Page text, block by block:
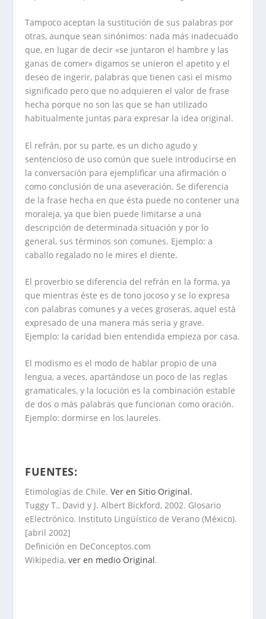
Tampoco aceptan la sustitución de sus palabras por
otras, aunque sean sinónimos: nada más inadecuado
que, en lugar de decir «se juntaron el hambre y las
ganas de comer» digamos se unieron el apetito y el
deseo de ingerir, palabras que tienen casi el mismo
significado pero que no adquieren el valor de frase
hecha porque no son las que se han utilizado
habitualmente juntas para expresar la idea original.
El refrán, por su parte, es un dicho agudo y
sentencioso de uso común que suele introducirse en
la conversación para ejemplificar una afirmación o
como conclusión de una aseveración. Se diferencia
de la frase hecha en que ésta puede no contener una
moraleja, ya que bien puede limitarse a una
descripción de determinada situación y por lo
general, sus términos son comunes. Ejemplo:a
caballo regalado no le mires el diente.
El proverbio se diferencia del refrán en la forma, ya
que mientras éste es de tono jocoso y se lo expresa
con palabras comunes y a veces groseras, aquel está
expresado de una manera más seria y grave.
Ejemplo: la caridad bien entendida empieza por casa.
El modismo es el modo de hablar propio de una
lengua, a veces, apartándose un poco de las reglas
gramaticales, y la locución es la combinación estable
de dos o más palabras que funcionan como oración.
Ejemplo: dormirse en los laureles.
FUENTES:
Etimologías de Chile.Ver en Sitio Original.
Tuggy T., David y J. Albert Bickford, 2002. Glosario
eElectrónico. Instituto Lingüístico de Verano (México).
[abril 2002]
Definición en DeConceptos.com
Wikipedia,ver en medio Original.